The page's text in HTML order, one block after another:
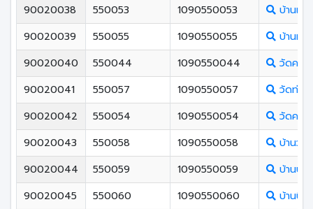
90020038
550053 1090550053
บ้านเกา
90020039
550055 1090550055
บ้านท่า
90020040
550044 1090550044
วัดคลอ
90020041
550057 1090550057
วัดท่าแซ
90020042
550054 1090550054
วัดควน
90020043
550058 1090550058
บ้านวัง
90020044
550059 1090550059
บ้านบา
90020045
550060 1090550060
บ้านบึง